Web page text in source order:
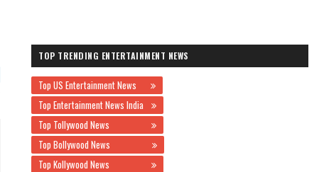
TOP TRENDING ENTERTAINMENT NEWS
Top US Entertainment News
Top Entertainment News India
Top Tollywood News
Top Bollywood News
Top Kollywood News